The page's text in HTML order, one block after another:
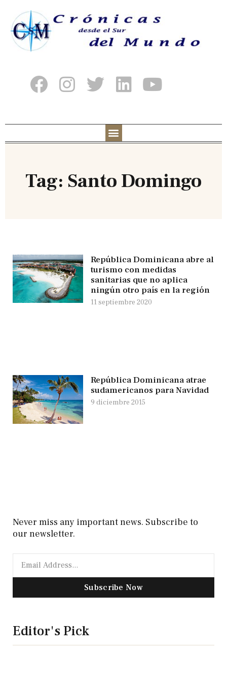
Tag: Santo Domingo
República Dominicana abre al
turismo con medidas
sanitarias que no aplica
ningún otro país en la región
11 septiembre 2020
República Dominicana atrae
sudamericanos para Navidad
9 diciembre 2015
Never miss any important news. Subscribe to
our newsletter.
Subscribe Now
Editor's Pick